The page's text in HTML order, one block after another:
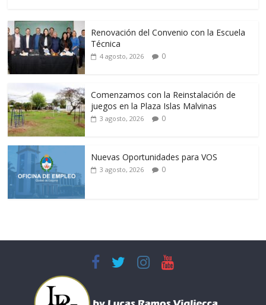
Renovación del Convenio con la Escuela
Técnica
4 agosto, 2026 0
Comenzamos con la Reinstalación de
juegos en la Plaza Islas Malvinas
3 agosto, 2026 0
Nuevas Oportunidades para VOS
3 agosto, 2026 0